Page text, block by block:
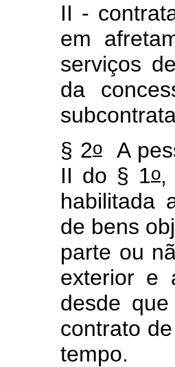
II -
em
serviços
da
§ 2oA
II do § 1o,
habilitada
de bens
parte ou
exterior e
desde
contrato
tempo.